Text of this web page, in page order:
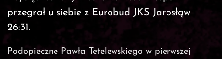
przegrał u siebie z Eurobud JKS Jarosłąw
26:31.
Podopieczne Pawła Tetelewskiego w pierwszej